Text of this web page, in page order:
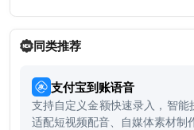
同类推荐
支付宝到账语音
支持自定义金额快速录入，智能
适配短视频配音、自媒体素材制